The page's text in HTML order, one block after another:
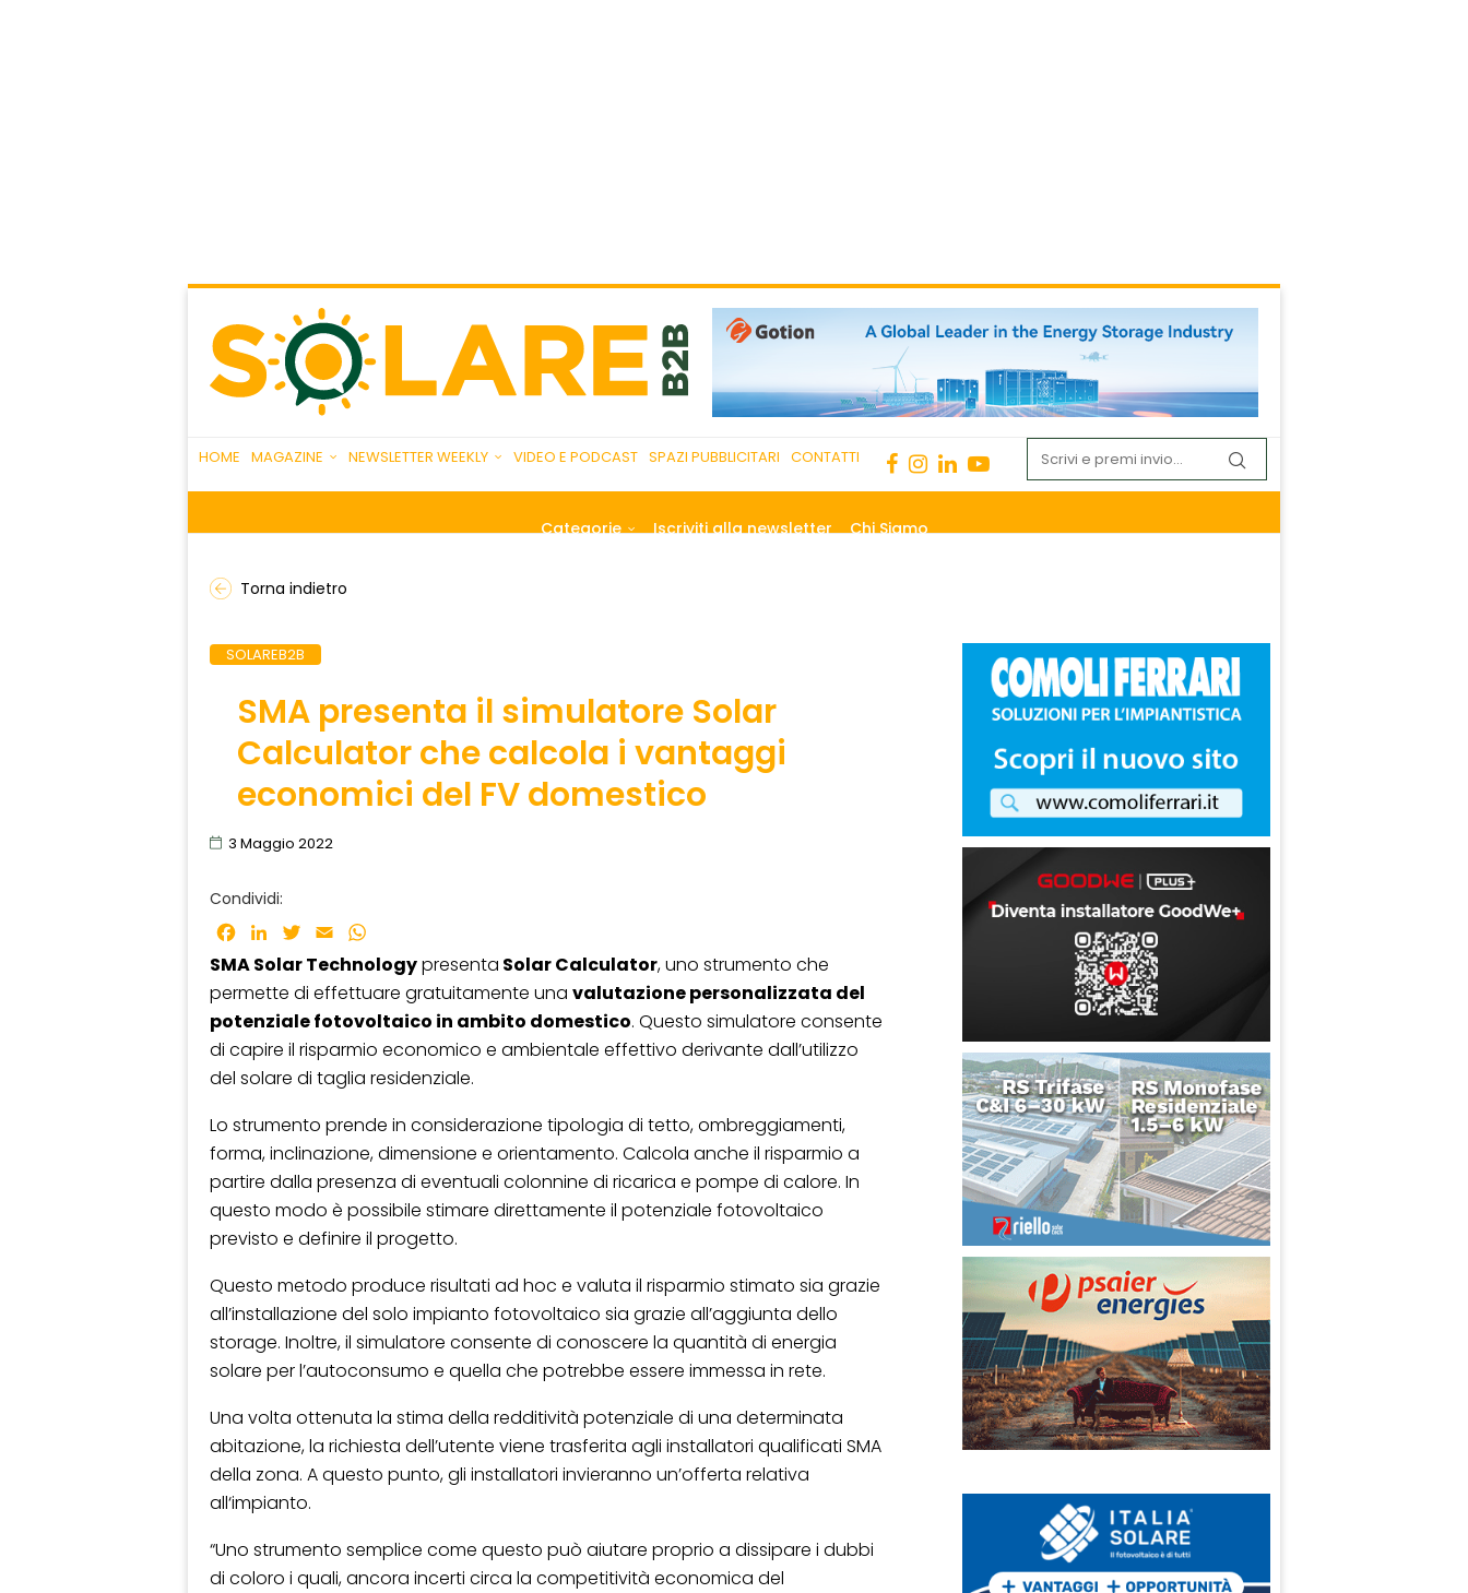
HOME MAGAZINE NEWSLETTER WEEKLY VIDEO E PODCAST SPAZI PUBBLICITARI CONTATTI
Categorie Iscriviti alla newsletter Chi Siamo
Torna indietro
SOLAREB2B
SMA presenta il simulatore Solar
Calculator che calcola i vantaggi
economici del FV domestico
3 Maggio 2022
Condividi:
Facebook
LinkedInTwitter
Email
SMA Solar Technologypresenta Solar Calculator, uno strumento che
permette di effettuare gratuitamente una valutazione personalizzata del
potenziale fotovoltaico in ambito domestico. Questo simulatore consente
di capire il risparmio economico e ambientale effettivo derivante dall’utilizzo
del solare di taglia residenziale.
Lo strumento prende in considerazione tipologia di tetto, ombreggiamenti,
forma, inclinazione, dimensione e orientamento. Calcola anche il risparmio a
partire dalla presenza di eventuali colonnine di ricarica e pompe di calore. In
questo modo è possibile stimare direttamente il potenziale fotovoltaico
previsto e definire il progetto.
Questo metodo produce risultati ad hoc e valuta il risparmio stimato sia grazie
all’installazione del solo impianto fotovoltaico sia grazie all’aggiunta dello
storage. Inoltre, il simulatore consente di conoscere la quantità di energia
solare per l’autoconsumo e quella che potrebbe essere immessa in rete.
Una volta ottenuta la stima della redditività potenziale di una determinata
abitazione, la richiesta dell’utente viene trasferita agli installatori qualificati SMA
della zona. A questo punto, gli installatori invieranno un’offerta relativa
all‘impianto.
“Uno strumento semplice come questo può aiutare proprio a dissipare i dubbi
di coloro i quali, ancora incerti circa la competitività economica del